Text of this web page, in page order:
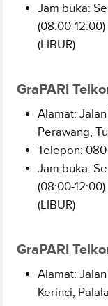
Jam buka:
(08:00-
(LIBUR)
GraPARI
Alamat:
Perawang,
Telepon:
Jam buka:
(08:00-
(LIBUR)
GraPARI
Alamat:
Kerinci,